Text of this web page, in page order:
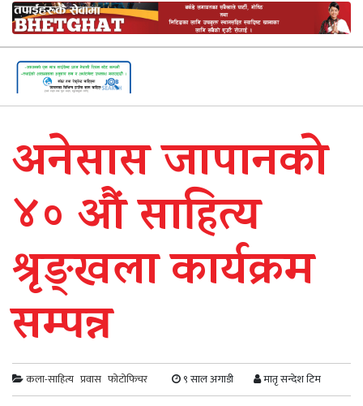
अनेसास जापानको
४० औं साहित्य
श्रृङ्खला कार्यक्रम
सम्पन्न
कला-साहित्य प्रवास फोटोफिचर ९ साल अगाडी मातृ सन्देश टिम